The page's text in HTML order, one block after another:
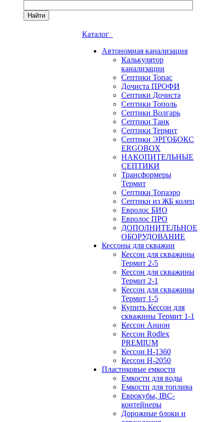
Найти
Каталог
Автономная канализация
Калькулятор
канализации
Септики Топас
Дочиста ПРОФИ
Септики Дочиста
Септики Тополь
Септики Волгарь
Септики Танк
Септики Термит
Септики ЭРГОБОКС
ERGOBOX
НАКОПИТЕЛЬНЫЕ
СЕПТИКИ
Трансформеры
Термит
Септики Топаэро
Септики из ЖБ колец
Евролос БИО
Евролос ПРО
ДОПОЛНИТЕЛЬНОЕ
ОБОРУДОВАНИЕ
Кессоны для скважин
Кессон для скважины
Термит 2-5
Кессон для скважины
Термит 2-1
Кессон для скважины
Термит 1-5
Купить Кессон для
скважины Термит 1-1
Кессон Анион
Кессон Rodlex
PREMIUM
Кессон H-1360
Кессон H-2050
Пластиковые емкости
Емкости для воды
Емкости для топлива
Еврокубы, IBC-
контейнеры
Дорожные блоки и